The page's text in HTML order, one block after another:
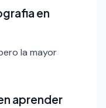
en
la mayor
aprender